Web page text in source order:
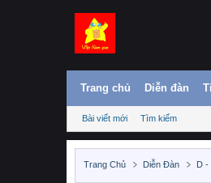
Trang chủ Diễn đàn
Bài viết mới Tìm kiếm
Trang Chủ Diễn Đàn D -